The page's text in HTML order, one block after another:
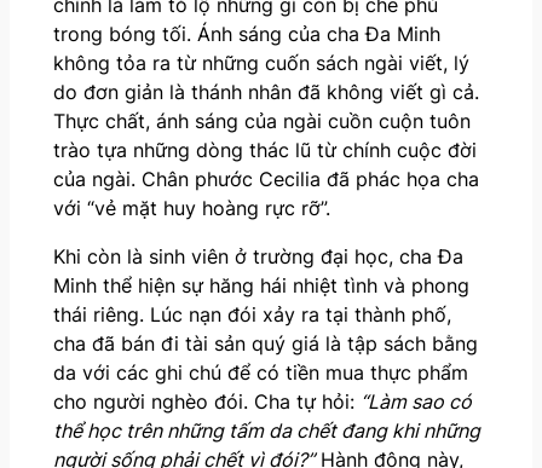
trong bóng tối. Ánh sáng của cha Đa Minh
không tỏa ra từ những cuốn sách ngài viết, lý
do đơn giản là thánh nhân đã không viết gì cả.
Thực chất, ánh sáng của ngài cuồn cuộn tuôn
trào tựa những dòng thác lũ từ chính cuộc đời
của ngài. Chân phước Cecilia đã phác họa cha
với “vẻ mặt huy hoàng rực rỡ”.
Khi còn là sinh viên ở trường đại học, cha Đa
Minh thể hiện sự hăng hái nhiệt tình và phong
thái riêng. Lúc nạn đói xảy ra tại thành phố,
cha đã bán đi tài sản quý giá là tập sách bằng
da với các ghi chú để có tiền mua thực phẩm
cho người nghèo đói. Cha tự hỏi: “Làm sao có
thể học trên những tấm da chết đang khi những
người sống phải chết vì đói?”Hành động này,